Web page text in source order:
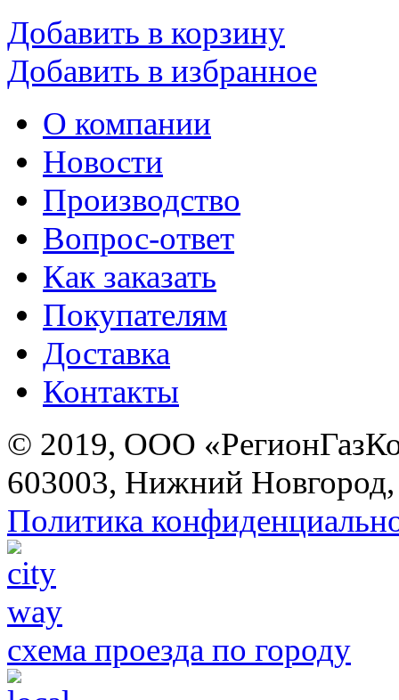
Добавить в корзину
Добавить в избранное
О компании
Новости
Производство
Вопрос-ответ
Как заказать
Покупателям
Доставка
Контакты
© 2019, ООО
603003, Нижний
Политика
схема проезда по городу